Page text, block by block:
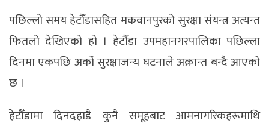
पछिल्लो समय हेटौँडासहित मकवानपुरको सुरक्षा संयन्त्र अत्यन्त
फितलो देखिएको हो । हेटौँडा उपमहानगरपालिका पछिल्ला
दिनमा एकपछि अर्को सुरक्षाजन्य घटनाले अक्रान्त बन्दै आएको
छ ।
हेटौँडामा दिनदहाडै कुनै समूहबाट आमनागरिकहरूमाथि